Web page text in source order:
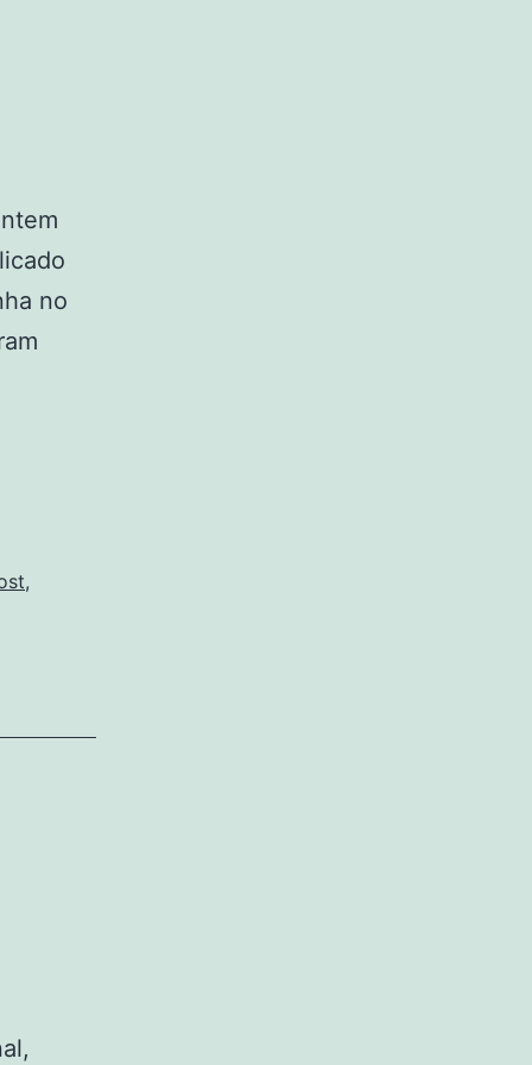
no
,